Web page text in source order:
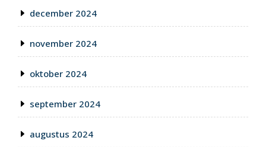
december 2024
november 2024
oktober 2024
september 2024
augustus 2024